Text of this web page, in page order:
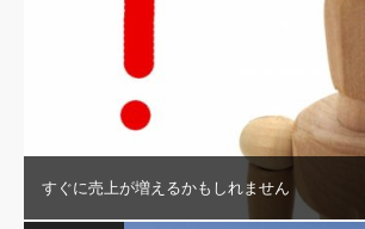
すぐに売上が増えるかもしれません